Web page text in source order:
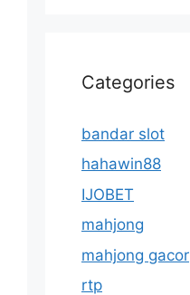
Categories
bandar slot
hahawin88
IJOBET
mahjong
mahjong gacor
rtp